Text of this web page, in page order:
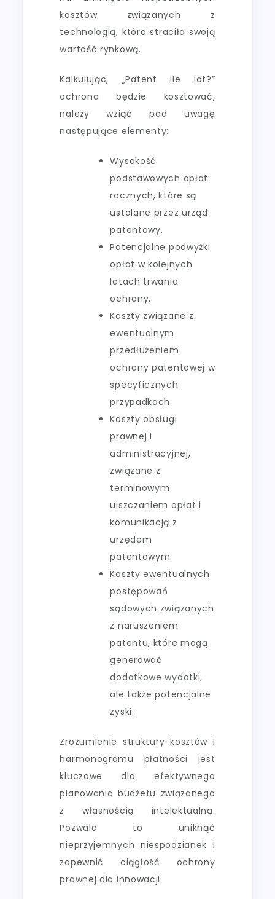
kosztów związanych z
technologią, która straciła swoją
wartość rynkową.
Kalkulując, „Patent ile lat?”
ochrona będzie kosztować,
należy wziąć pod uwagę
następujące elementy:
Wysokość
podstawowych opłat
rocznych, które są
ustalane przez urząd
patentowy.
Potencjalne podwyżki
opłat w kolejnych
latach trwania
ochrony.
Koszty związane z
ewentualnym
przedłużeniem
ochrony patentowej w
specyficznych
przypadkach.
Koszty obsługi
prawnej i
administracyjnej,
związane z
terminowym
uiszczaniem opłat i
komunikacją z
urzędem
patentowym.
Koszty ewentualnych
postępowań
sądowych związanych
z naruszeniem
patentu, które mogą
generować
dodatkowe wydatki,
ale także potencjalne
zyski.
Zrozumienie struktury kosztów i
harmonogramu płatności jest
kluczowe dla efektywnego
planowania budżetu związanego
z własnością intelektualną.
Pozwala to uniknąć
nieprzyjemnych niespodzianek i
zapewnić ciągłość ochrony
prawnej dla innowacji.